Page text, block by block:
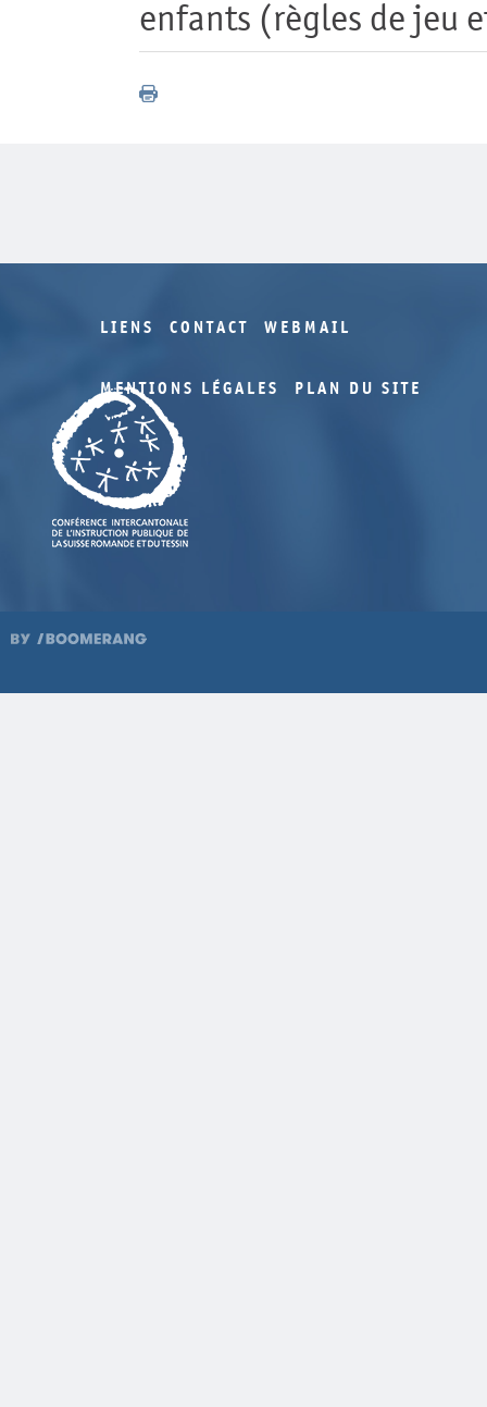
enfants (règles de jeu
LIENS CONTACT WEBMAIL
MENTIONS LÉGALES PLAN DU SITE